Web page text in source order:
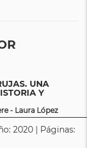
UNA
Y
- Laura López
2020 | Páginas: